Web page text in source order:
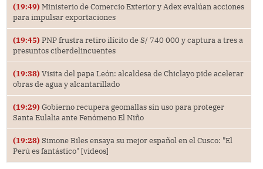
(19:49) Ministerio de Comercio Exterior y Adex evalúan acciones
para impulsar exportaciones
(19:45) PNP frustra retiro ilícito de S/ 740 000 y captura a tres a
presuntos ciberdelincuentes
(19:38) Visita del papa León: alcaldesa de Chiclayo pide acelerar
obras de agua y alcantarillado
(19:29) Gobierno recupera geomallas sin uso para proteger
Santa Eulalia ante Fenómeno El Niño
(19:28) Simone Biles ensaya su mejor español en el Cusco: "El
Perú es fantástico" [videos]